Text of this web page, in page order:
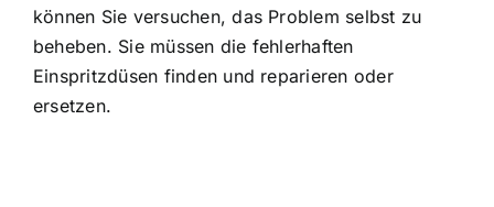
können Sie versuchen, das Problem selbst zu
beheben. Sie müssen die fehlerhaften
Einspritzdüsen finden und reparieren oder
ersetzen.